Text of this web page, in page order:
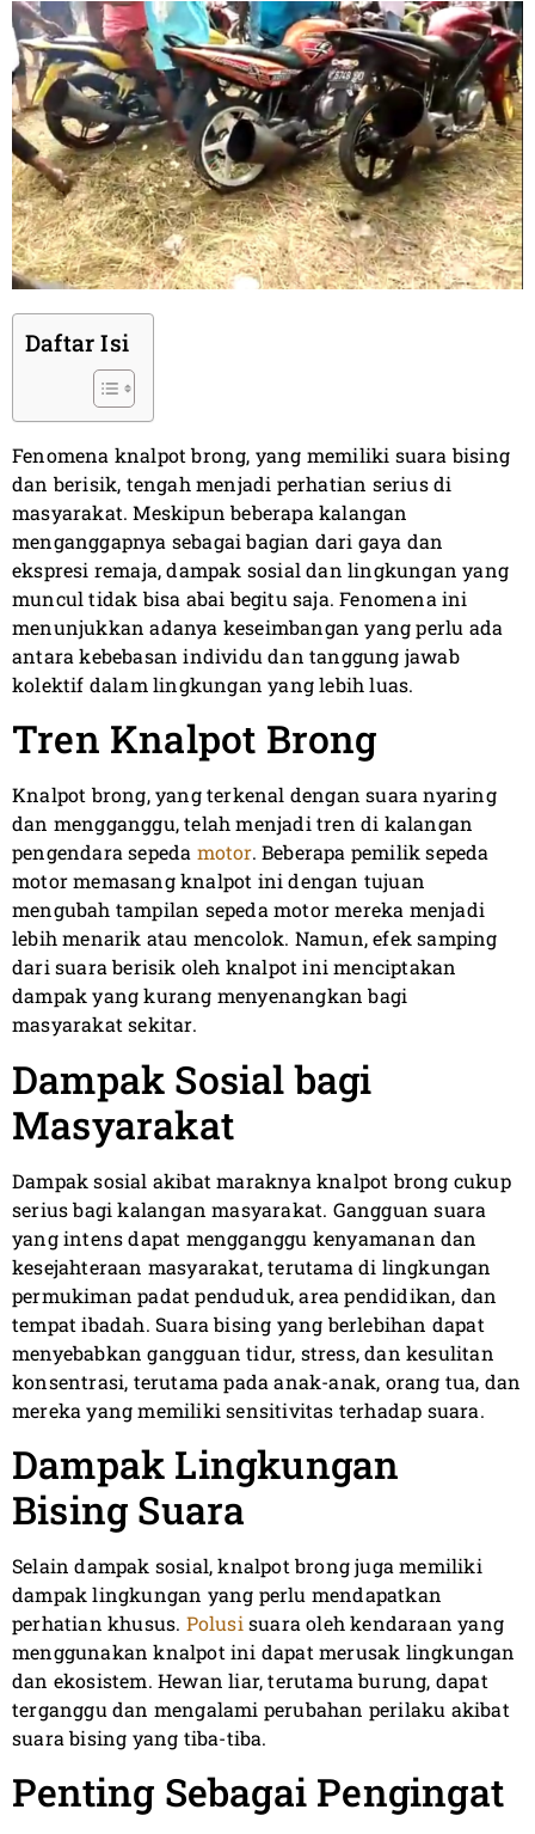
Daftar Isi
Fenomena knalpot brong, yang memiliki suara bising
dan berisik, tengah menjadi perhatian serius di
masyarakat. Meskipun beberapa kalangan
menganggapnya sebagai bagian dari gaya dan
ekspresi remaja, dampak sosial dan lingkungan yang
muncul tidak bisa abai begitu saja. Fenomena ini
menunjukkan adanya keseimbangan yang perlu ada
antara kebebasan individu dan tanggung jawab
kolektif dalam lingkungan yang lebih luas.
Tren Knalpot Brong
Knalpot brong, yang terkenal dengan suara nyaring
dan mengganggu, telah menjadi tren di kalangan
pengendara sepeda motor. Beberapa pemilik sepeda
motor memasang knalpot ini dengan tujuan
mengubah tampilan sepeda motor mereka menjadi
lebih menarik atau mencolok. Namun, efek samping
dari suara berisik oleh knalpot ini menciptakan
dampak yang kurang menyenangkan bagi
masyarakat sekitar.
Dampak Sosial bagi
Masyarakat
Dampak sosial akibat maraknya knalpot brong cukup
serius bagi kalangan masyarakat. Gangguan suara
yang intens dapat mengganggu kenyamanan dan
kesejahteraan masyarakat, terutama di lingkungan
permukiman padat penduduk, area pendidikan, dan
tempat ibadah. Suara bising yang berlebihan dapat
menyebabkan gangguan tidur, stress, dan kesulitan
konsentrasi, terutama pada anak-anak, orang tua, dan
mereka yang memiliki sensitivitas terhadap suara.
Dampak Lingkungan
Bising Suara
Selain dampak sosial, knalpot brong juga memiliki
dampak lingkungan yang perlu mendapatkan
perhatian khusus. Polusi suara oleh kendaraan yang
menggunakan knalpot ini dapat merusak lingkungan
dan ekosistem. Hewan liar, terutama burung, dapat
terganggu dan mengalami perubahan perilaku akibat
suara bising yang tiba-tiba.
Penting Sebagai Pengingat